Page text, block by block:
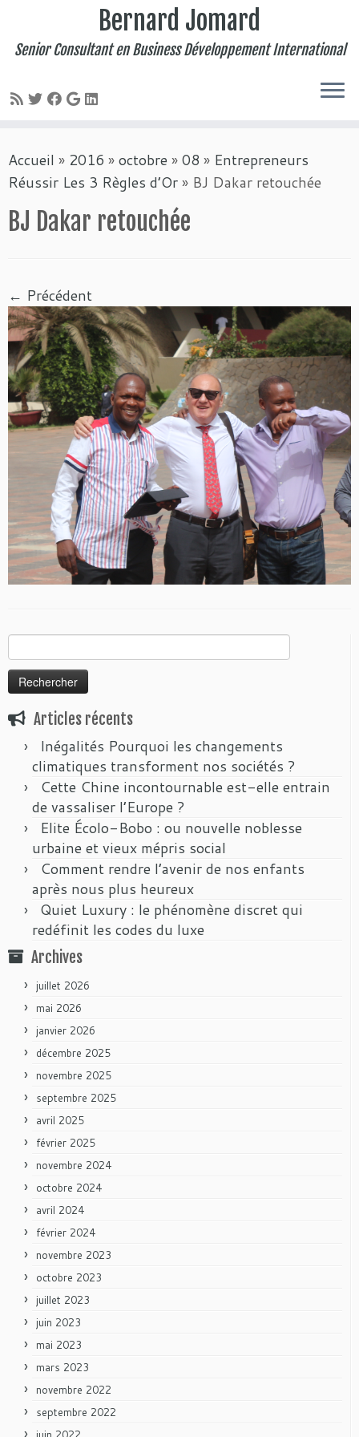
au
contenu
Bernard Jomard
Senior Consultant en Business Développement International
Accueil » 2016 »octobre »08 » Entrepreneurs
Réussir Les 3 Règles d’Or» BJ Dakar retouchée
BJ Dakar retouchée
← Précédent
Rechercher :
Articles récents
Inégalités Pourquoi les changements
climatiques transforment nos sociétés ?
Cette Chine incontournable est-elle entrain
de vassaliser l’Europe ?
Elite Écolo-Bobo : ou nouvelle noblesse
urbaine et vieux mépris social
Comment rendre l’avenir de nos enfants
après nous plus heureux
Quiet Luxury : le phénomène discret qui
redéfinit les codes du luxe
Archives
juillet 2026
mai 2026
janvier 2026
décembre 2025
novembre 2025
septembre 2025
avril 2025
février 2025
novembre 2024
octobre 2024
avril 2024
février 2024
novembre 2023
octobre 2023
juillet 2023
juin 2023
mai 2023
mars 2023
novembre 2022
septembre 2022